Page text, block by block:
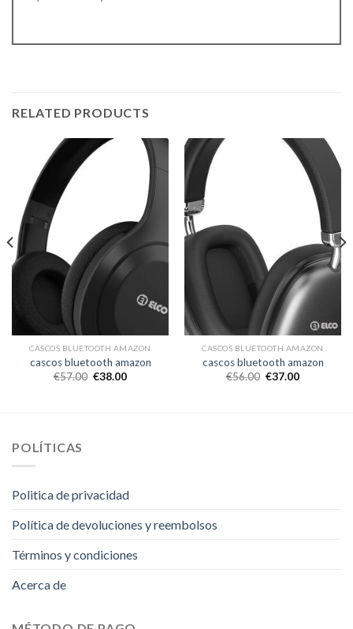
RELATED PRODUCTS
CASCOS BLUETOOTH AMAZON
cascos bluetooth amazon
€57.00 €38.00
CASCOS BLUETOOTH AMAZON
cascos bluetooth amazon
€56.00 €37.00
POLÍTICAS
Politica de privacidad
Política de devoluciones y reembolsos
Términos y condiciones
Acerca de